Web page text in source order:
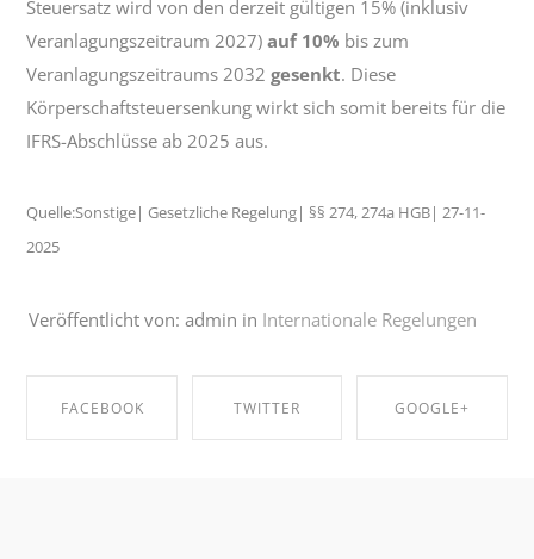
Steuersatz wird von den derzeit gültigen 15% (inklusiv
Veranlagungszeitraum 2027)auf 10% bis zum
Veranlagungszeitraums 2032gesenkt. Diese
Körperschaftsteuersenkung wirkt sich somit bereits für die
IFRS-Abschlüsse ab 2025 aus.
Quelle:Sonstige| Gesetzliche Regelung| §§ 274, 274a HGB| 27-11-
2025
Veröffentlicht von: admin in Internationale Regelungen
FACEBOOK TWITTER GOOGLE+